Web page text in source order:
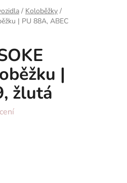
/ Koloběžky /
| PU 88A, ABEC
|
žlutá